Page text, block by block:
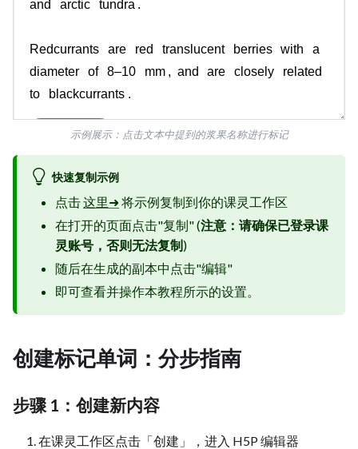
示例展示：点击文本中提到的浆果名称进行标记
快速复制示例
点击这里➜ 将示例复制到你的课灵工作区
在打开的页面点击"复制" (注意：请确保已登录课
灵账号，否则无法复制)
随后在生成的副本中点击"编辑"
即可查看并操作本教程所示的设置。
创建标记单词：分步指南
步骤 1：创建新内容
在课灵工作区点击「创建」，进入 H5P 编辑器